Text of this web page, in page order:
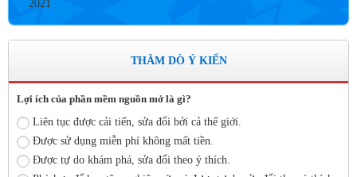
lượt xem: 4183 | lượt tải:757
Số: 05 /KHCM - THVY NGÀY 10/9&
Thời gian đăng: 11/06/2020
lượt xem: 8574 | lượt tải:2796
Số: 03 /KH-THVY ngày 17/9�
THĂM DÒ Ý KIẾN
Lợi ích của phần mềm nguồn mở là gì?
Liên tục được cải tiến, sửa đổi bởi cả thế giới.
Được sử dụng miễn phí không mất tiền.
Được tự do khám phá, sửa đổi theo ý thích.